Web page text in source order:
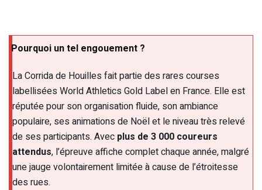
Pourquoi un tel engouement ?
La Corrida de Houilles fait partie des rares courses
labellisées World Athletics Gold Label en France. Elle est
réputée pour son organisation fluide, son ambiance
populaire, ses animations de Noël et le niveau très relevé
de ses participants. Avec plus de 3 000 coureurs
attendus, l’épreuve affiche complet chaque année, malgré
une jauge volontairement limitée à cause de l’étroitesse
des rues.